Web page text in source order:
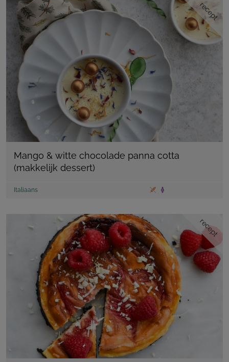
recept
Mango & witte chocolade panna cotta
(makkelijk dessert)
Italiaans
recept